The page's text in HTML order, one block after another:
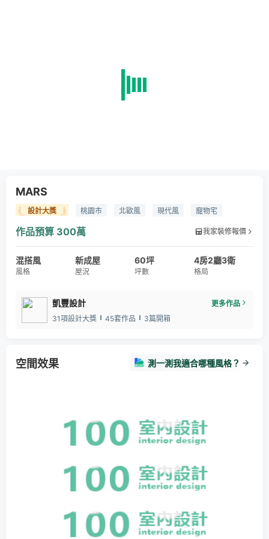
MARS
設計大獎 桃園市 北歐風 現代風
寵物宅
石材
陶板 鏡子
磁性牆
水磨石
鋁框門 鐵門 系統櫃
作品預算 300萬 我家裝修報價
混搭風
風格
新成屋
屋況
60坪
坪數
4房2廳3衛
格局
凱豐設計
更多作品
31項設計大獎
45套作品 3篇開箱
空間效果 測一測我適合哪種風格？